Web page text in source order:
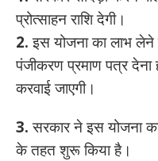
प्रोत्साहन राशि देगी।
2. इस योजना का लाभ लेने
पंजीकरण प्रमाण पत्र देना
करवाई जाएगी।
3. सरकार ने इस योजना
के तहत शुरू किया है।